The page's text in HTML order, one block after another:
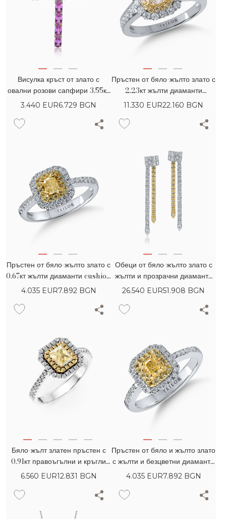
Висулка кръст от злато с
овални розови сапфири 3.55кт
и жълти диаманти 0.11кт
3.440 EUR6.729 BGN
Пръстен от бяло-жълто злато с
2.23кт жълти диаманти
cushion и кръгли и безцветни
11.330 EUR22.160 BGN
Пръстен от бяло-жълто злато с
0.67кт жълти диаманти cushion
и кръгли и безцветни диаманти
4.035 EUR7.892 BGN
Обеци от бяло-жълто злато с
жълти и прозрачни диаманти
pear и кръгли 8.23кт
26.540 EUR51.908 BGN
Бяло-жълт златен пръстен с
0.91кт правоъгълни и кръгли
жълти диаманти и 0.28кт
6.560 EUR12.831 BGN
Пръстен от бяло и жълто злато
с жълти и безцветни диаманти
0.67кт с възглавнична и кръгла
4.035 EUR7.892 BGN